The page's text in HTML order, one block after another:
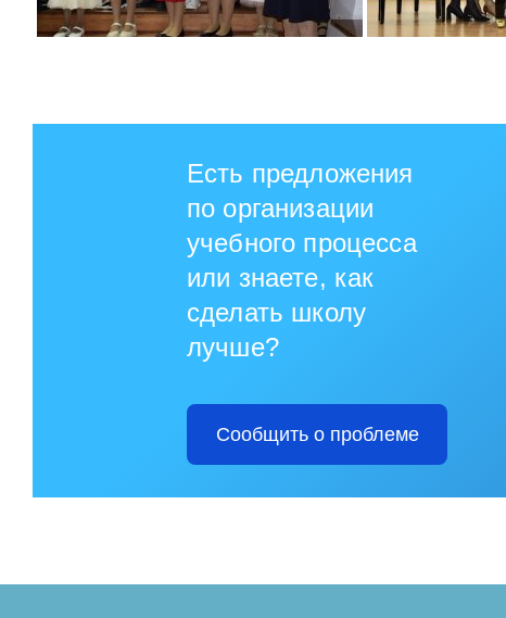
Есть предложения
по организации
учебного процесса
или знаете, как
сделать школу
лучше?
Сообщить о проблеме